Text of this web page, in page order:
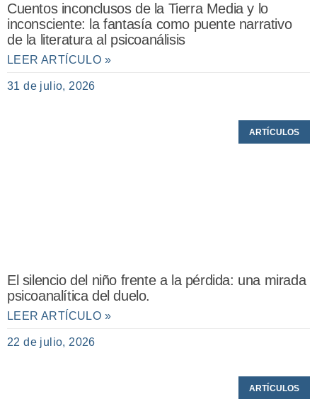
Cuentos inconclusos de la Tierra Media y lo
inconsciente: la fantasía como puente narrativo
de la literatura al psicoanálisis
LEER ARTÍCULO »
31 de julio, 2026
ARTÍCULOS
El silencio del niño frente a la pérdida: una mirada
psicoanalítica del duelo.
LEER ARTÍCULO »
22 de julio, 2026
ARTÍCULOS